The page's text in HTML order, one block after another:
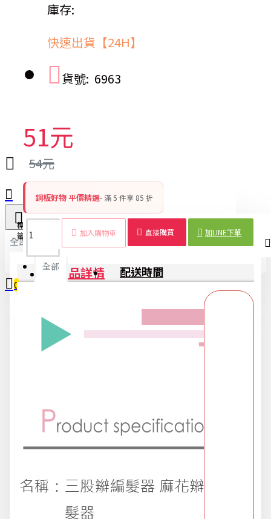
全部
全部
618購物節
五金用品
交換禮物專區 95折
0
庫存:
快速出貨【24H】
貨號: 6963
51元
54元
銅板好物 平價精選- 滿 5 件享 85 折
加入購物車 直接購買 加LINE下單
標
籤：
編髮器
神器
髮
器
編髮
工具
用品
商品詳情 配送時間